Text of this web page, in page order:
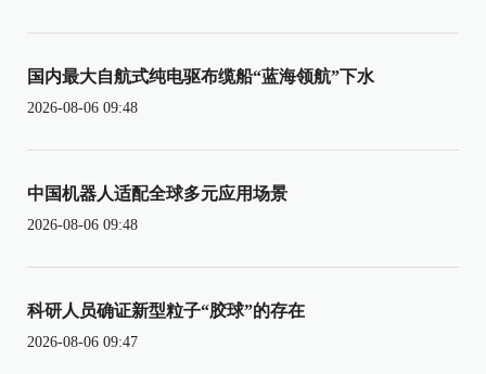
国内最大自航式纯电驱布缆船“蓝海领航”下水
2026-08-06 09:48
中国机器人适配全球多元应用场景
2026-08-06 09:48
科研人员确证新型粒子“胶球”的存在
2026-08-06 09:47